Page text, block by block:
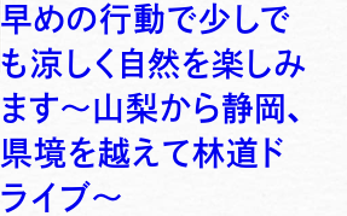
早めの行動で少しで
も涼しく自然を楽しみ
ます〜山梨から静岡、
県境を越えて林道ド
ライブ〜